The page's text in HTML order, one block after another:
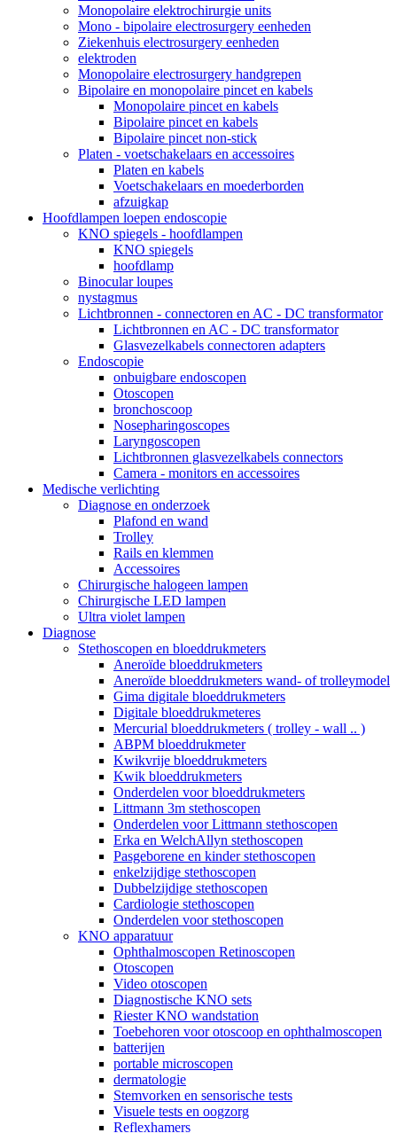
Monopolaire elektrochirurgie units
Mono - bipolaire electrosurgery eenheden
Ziekenhuis electrosurgery eenheden
elektroden
Monopolaire electrosurgery handgrepen
Bipolaire en monopolaire pincet en kabels
Monopolaire pincet en kabels
Bipolaire pincet en kabels
Bipolaire pincet non-stick
Platen - voetschakelaars en accessoires
Platen en kabels
Voetschakelaars en moederborden
afzuigkap
Hoofdlampen loepen endoscopie
KNO spiegels - hoofdlampen
KNO spiegels
hoofdlamp
Binocular loupes
nystagmus
Lichtbronnen - connectoren en AC - DC transformator
Lichtbronnen en AC - DC transformator
Glasvezelkabels connectoren adapters
Endoscopie
onbuigbare endoscopen
Otoscopen
bronchoscoop
Nosepharingoscopes
Laryngoscopen
Lichtbronnen glasvezelkabels connectors
Camera - monitors en accessoires
Medische verlichting
Diagnose en onderzoek
Plafond en wand
Trolley
Rails en klemmen
Accessoires
Chirurgische halogeen lampen
Chirurgische LED lampen
Ultra violet lampen
Diagnose
Stethoscopen en bloeddrukmeters
Aneroïde bloeddrukmeters
Aneroïde bloeddrukmeters wand- of trolleymodel
Gima digitale bloeddrukmeters
Digitale bloeddrukmeteres
Mercurial bloeddrukmeters ( trolley - wall .. )
ABPM bloeddrukmeter
Kwikvrije bloeddrukmeters
Kwik bloeddrukmeters
Onderdelen voor bloeddrukmeters
Littmann 3m stethoscopen
Onderdelen voor Littmann stethoscopen
Erka en WelchAllyn stethoscopen
Pasgeborene en kinder stethoscopen
enkelzijdige stethoscopen
Dubbelzijdige stethoscopen
Cardiologie stethoscopen
Onderdelen voor stethoscopen
KNO apparatuur
Ophthalmoscopen Retinoscopen
Otoscopen
Video otoscopen
Diagnostische KNO sets
Riester KNO wandstation
Toebehoren voor otoscoop en ophthalmoscopen
batterijen
portable microscopen
dermatologie
Stemvorken en sensorische tests
Visuele tests en oogzorg
Reflexhamers